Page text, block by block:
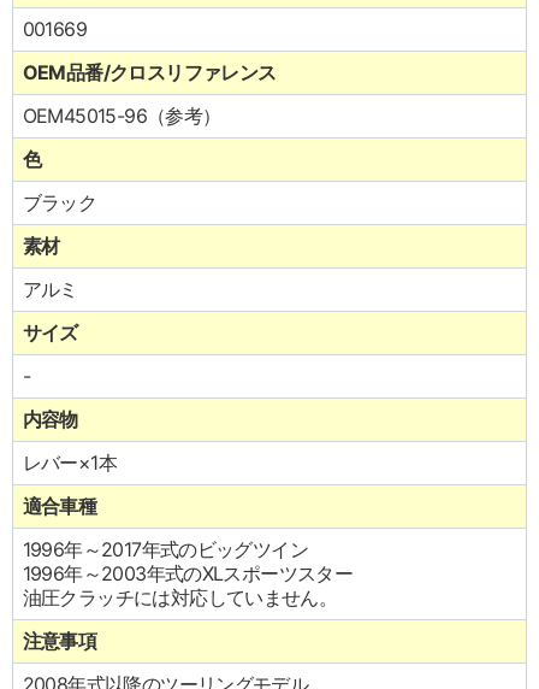
001669
OEM品番/クロスリファレンス
OEM45015-96（参考）
色
ブラック
素材
アルミ
サイズ
-
内容物
レバー×1本
適合車種
1996年～2017年式のビッグツイン
1996年～2003年式のXLスポーツスター
油圧クラッチには対応していません。
注意事項